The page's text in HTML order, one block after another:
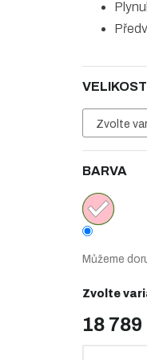
18 789
Zvolte
VELIKOST
BARVA
Můžeme